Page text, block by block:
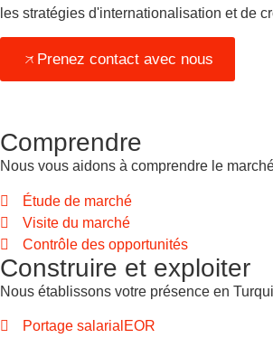
les stratégies d'internationalisation et de
Prenez contact avec nous
Comprendre
Nous vous aidons à comprendre le
Étude de marché
Visite du marché
Contrôle des opportunités
Construire et exploiter
Nous établissons votre présence en
Portage salarialEOR